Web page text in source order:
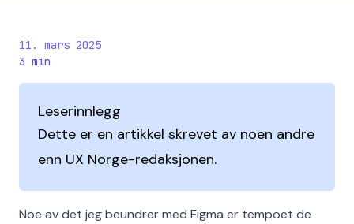
11. mars 2025
3 min
Leserinnlegg
Dette er en artikkel skrevet av noen andre
enn UX Norge-redaksjonen.
Noe av det jeg beundrer med Figma er tempoet de